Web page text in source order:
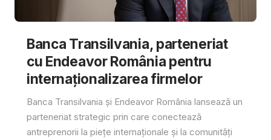
Banca Transilvania, parteneriat
cu Endeavor România pentru
internaționalizarea firmelor
Banca Transilvania și Endeavor România lansează un
parteneriat strategic prin care conectează
antreprenorii la piețe internaționale și la comunități